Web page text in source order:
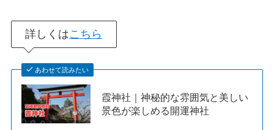
詳しくはこちら
あわせて読みたい
霞神社｜神秘的な雰囲気と美しい
景色が楽しめる開運神社